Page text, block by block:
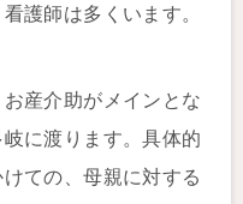
護師は多くいます。
産介助がメインとな
に渡ります。具体的
ての、母親に対する